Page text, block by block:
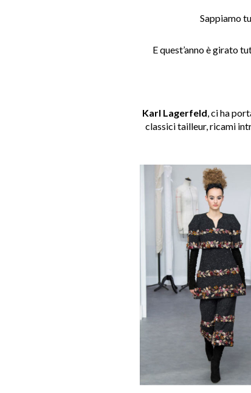
Sappiamo
E quest’anno è girato
Karl Lagerfeld, ci ha
classici tailleur, ricami